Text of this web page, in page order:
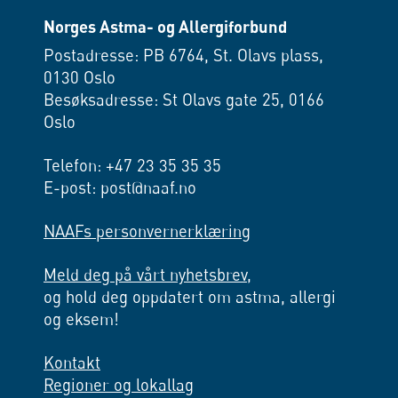
Norges Astma- og Allergiforbund
Postadresse: PB 6764, St. Olavs plass,
0130 Oslo
Besøksadresse: St Olavs gate 25, 0166
Oslo
Telefon: +47 23 35 35 35
E-post: post@naaf.no
NAAFs personvernerklæring
Meld deg på vårt nyhetsbrev,
og hold deg oppdatert om astma, allergi
og eksem!
Kontakt
Regioner og lokallag